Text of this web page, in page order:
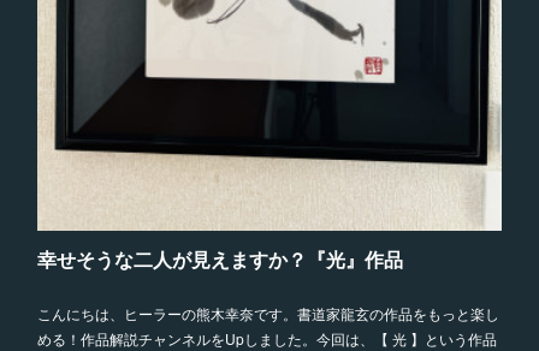
幸せそうな二人が見えますか？『光』作品
こんにちは、ヒーラーの熊木幸奈です。書道家龍玄の作品をもっと楽し
める！作品解説チャンネルをUpしました。今回は、【 光 】という作品